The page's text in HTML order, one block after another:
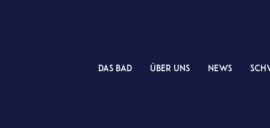
das Bad Über uns NEWS